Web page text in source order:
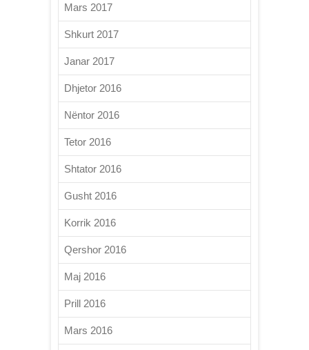
Mars 2017
Shkurt 2017
Janar 2017
Dhjetor 2016
Nëntor 2016
Tetor 2016
Shtator 2016
Gusht 2016
Korrik 2016
Qershor 2016
Maj 2016
Prill 2016
Mars 2016